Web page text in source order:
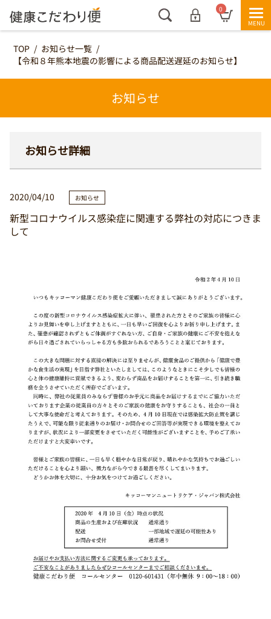
0
TOP / お知らせ一覧 /
【令和８年熊本地震の影響による商品配送遅延のお知らせ】
お知らせ
お知らせ詳細
2020/04/10 お知らせ
新型コロナウイルス感染症に関連する弊社の対応につきま
して